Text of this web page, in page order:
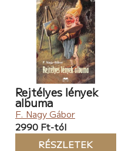
Rejtélyes lények
albuma
F. Nagy Gábor
2990 Ft-tól
RÉSZLETEK